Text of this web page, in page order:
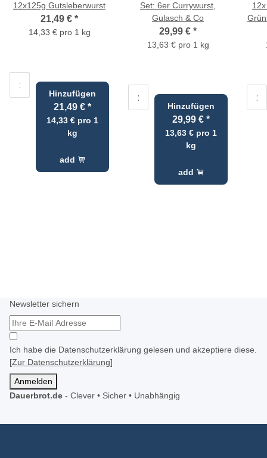
12x125g Gutsleberwurst
21,49 € *
14,33 € pro 1 kg
Hinzufügen
21,49 €*
14,33 € pro 1
kg
add
Set: 6er Currywurst,
Gulasch & Co
29,99 € *
13,63 € pro 1 kg
Hinzufügen
29,99 €*
13,63 € pro 1
kg
add
Newsletter sichern
Ich habe die Datenschutzerklärung gelesen und akzeptiere diese.
[Zur Datenschutzerklärung]
Anmelden
Dauerbrot.de - Clever • Sicher • Unabhängig